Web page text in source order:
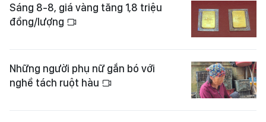
Sáng 8-8, giá vàng tăng 1,8 triệu
đồng/lượng
Những người phụ nữ gắn bó với
nghề tách ruột hàu